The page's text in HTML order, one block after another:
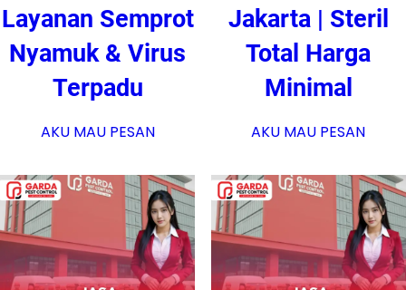
Layanan Semprot
Nyamuk & Virus
Terpadu
AKU MAU PESAN
Jakarta | Steril
Total Harga
Minimal
AKU MAU PESAN